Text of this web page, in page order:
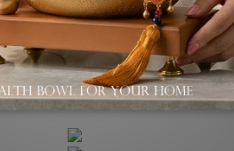
送貨及付款方式
商品描述